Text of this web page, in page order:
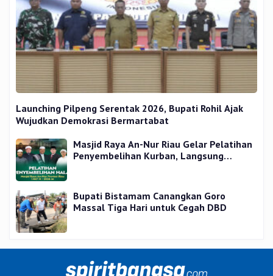
Launching Pilpeng Serentak 2026, Bupati Rohil Ajak
Wujudkan Demokrasi Bermartabat
Masjid Raya An-Nur Riau Gelar Pelatihan
Penyembelihan Kurban, Langsung
Bupati Bistamam Canangkan Goro
Massal Tiga Hari untuk Cegah DBD